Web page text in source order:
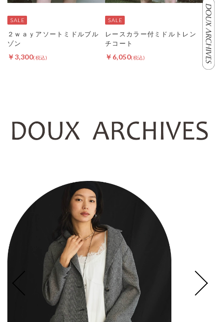
２ｗａｙアソートミドルブル
ゾン
￥3,300
レースカラー付ミドルトレン
チコート
￥6,050